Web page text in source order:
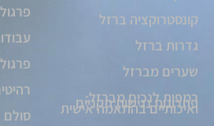
קונסטרוקציה ברזל
גדרות ברזל
שערים מברזל
רמפות לנכים מברזל:
פתרונות נגישות תקניים
ואיכותיים בהתאמה אישית
סולם